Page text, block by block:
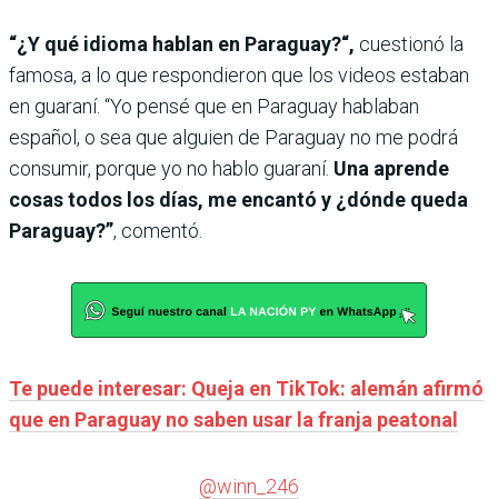
“¿Y qué idioma hablan en Paraguay?“, cuestionó la
famosa, a lo que respondieron que los videos estaban
en guaraní. “Yo pensé que en Paraguay hablaban
español, o sea que alguien de Paraguay no me podrá
consumir, porque yo no hablo guaraní. Una aprende
cosas todos los días, me encantó y ¿dónde queda
Paraguay?”, comentó.
Te puede interesar: Queja en TikTok: alemán afirmó
que en Paraguay no saben usar la franja peatonal
@winn_246